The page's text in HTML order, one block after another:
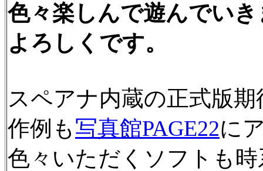
色々楽しんで遊んでい
よろしくです。
スペアナ内蔵の正式版
作例も写真館PAGE22に
色々いただくソフトも